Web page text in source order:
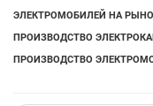
ЭЛЕКТРОМОБИЛЕЙ НА
ПРОИЗВОДСТВО
ПРОИЗВОДСТВО